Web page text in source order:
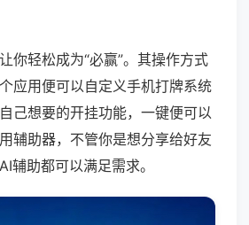
你轻松成为“必赢”。其操作方式
应用便可以自定义手机打牌系统
己想要的开挂功能，一键便可以
辅助器，不管你是想分享给好友
辅助都可以满足需求。